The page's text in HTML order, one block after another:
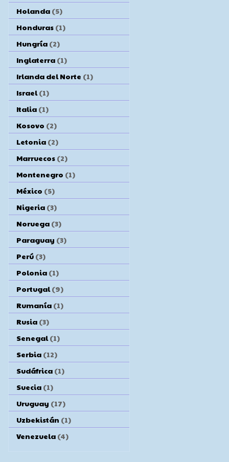
Holanda (5)
Honduras (1)
Hungría (2)
Inglaterra (1)
Irlanda del Norte (1)
Israel (1)
Italia (1)
Kosovo (2)
Letonia (2)
Marruecos (2)
Montenegro (1)
México (5)
Nigeria (3)
Noruega (3)
Paraguay (3)
Perú (3)
Polonia (1)
Portugal (9)
Rumanía (1)
Rusia (3)
Senegal (1)
Serbia (12)
Sudáfrica (1)
Suecia (1)
Uruguay (17)
Uzbekistán (1)
Venezuela (4)